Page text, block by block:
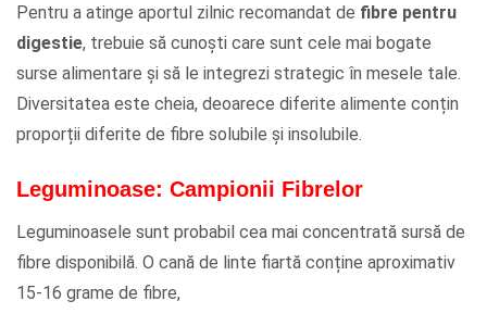
Pentru a atinge aportul zilnic recomandat de fibre pentru
digestie, trebuie să cunoști care sunt cele mai bogate
surse alimentare și să le integrezi strategic în mesele tale.
Diversitatea este cheia, deoarece diferite alimente conțin
proporții diferite de fibre solubile și insolubile.
Leguminoase: Campionii Fibrelor
Leguminoasele sunt probabil cea mai concentrată sursă de
fibre disponibilă. O cană de linte fiartă conține aproximativ
15-16 grame de fibre,